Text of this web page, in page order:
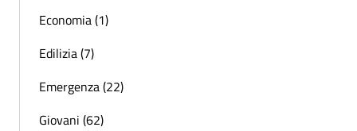
Economia (1)
Edilizia (7)
Emergenza (22)
Giovani (62)